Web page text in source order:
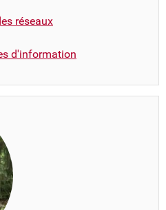
réseaux
d'information